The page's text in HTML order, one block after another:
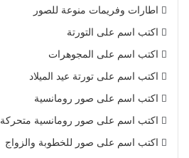
اطارات وفريمات منوعة للصور
اكتب اسم على التورتة
اكتب اسم على المجوهرات
اكتب اسم على تورتة عيد الميلاد
اكتب اسم على صور رومانسية
اكتب اسم على صور رومانسية متحركة
اكتب اسم على صور للخطوبة والزواج